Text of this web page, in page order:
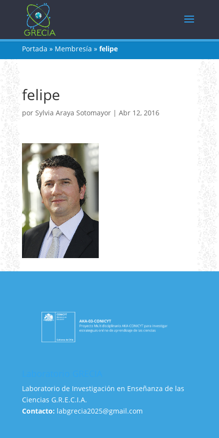
Portada » Membresía » felipe
felipe
por Sylvia Araya Sotomayor| Abr 12, 2016
Laboratorio de Investigación en Enseñanza de las
Ciencias G.R.E.C.I.A.
Contacto: labgrecia2025@gmail.com